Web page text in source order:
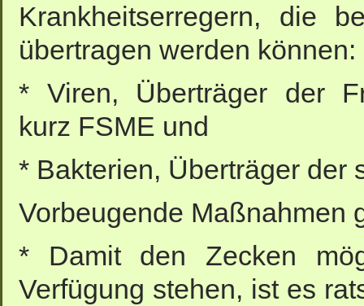
Krankheitserregern, die
übertragen werden können:
* Viren, Überträger der
kurz FSME und
* Bakterien, Überträger der
Vorbeugende Maßnahmen
* Damit den Zecken
Verfügung stehen, ist es